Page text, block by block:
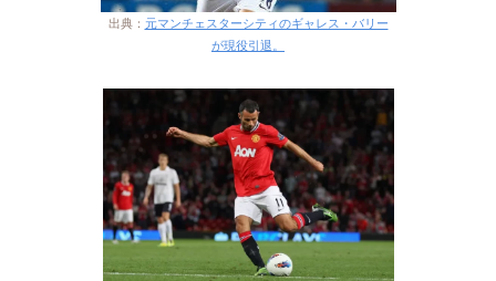
出典： 元マンチェスターシティのギャレス・バリー
が現役引退。